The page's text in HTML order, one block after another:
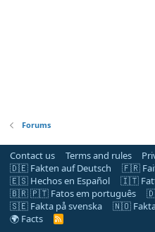
Forums
Contact us Terms and rules
🇩🇪 Fakten auf Deutsch
🇫🇷
🇪🇸 Hechos en Español
🇮🇹
🇧🇷 🇵🇹 Fatos em português
🇸🇪 Fakta på svenska
🇳🇴
🌍 Facts
R